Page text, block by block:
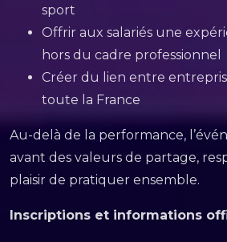
sport
Offrir aux salariés une
hors du cadre professionnel
Créer du lien entre
toute la France
Au-delà de la performance,
avant des valeurs de partage,
plaisir de pratiquer ensemble.
Inscriptions et informations